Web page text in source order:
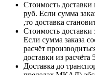
Стоимость
руб. Если сумма
,то доставка
Стоимость
Если сумма заказа
расчёт
доставки из расчёта
Доставка до